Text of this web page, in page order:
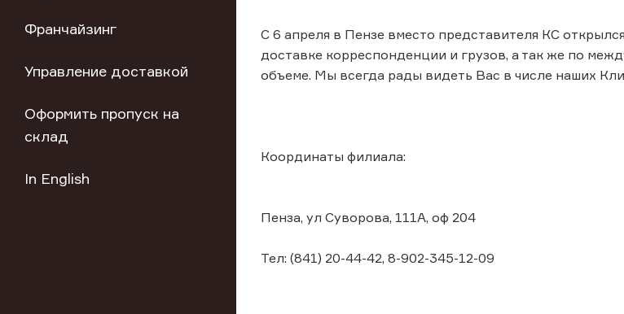
Франчайзинг
Управление доставкой
Оформить пропуск на
склад
In English
С 6 апреля в Пензе вместо представителя КС
доставке корреспонденции и грузов, а так же по
объеме. Мы всегда рады видеть Вас в числе наших
Координаты филиала:
Пенза, ул Суворова, 111А, оф 204
Тел: (841) 20-44-42, 8-902-345-12-09